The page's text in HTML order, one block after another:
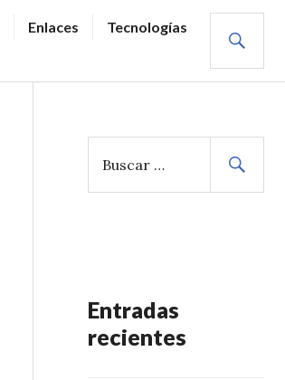
Enlaces
Tecnologías
s
Entradas
recientes